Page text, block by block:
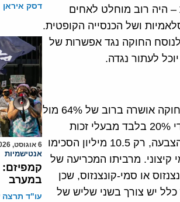
– היה רוב מוחלט לאחים
ושל הכנסייה הקופטית.
9 בדצמבר 2012, הוענקה חסינות לנוסח החוקה נגד אפשרות של
לעתור נגדה.
בהתאם לתוצאות הלא רשמיות, בקושי 32% מבעלי זכות הבחירה הצביעו והחוקה אושרה ברוב של 64% מול
36% מתנגדים. בהינתן שהמספרים הללו נכונים, החוקה אושרה אם כך על ידי 20% בלבד מבעלי זכות
ההצבעה. במספרים מוחלטים מתברר כי מתוך 51 מיליון אנשים בעלי זכות הצבעה, רק 10.5 מיליון הסכימו
מרביתו המכריעה של
או סמי-קונצנזוס, שכן
כלל יש צורך בשני שליש של
דסק איראן
6 אוגוסט, 2026
אנטישמיות
קמפיזם:
במערב
עו"ד תרצה